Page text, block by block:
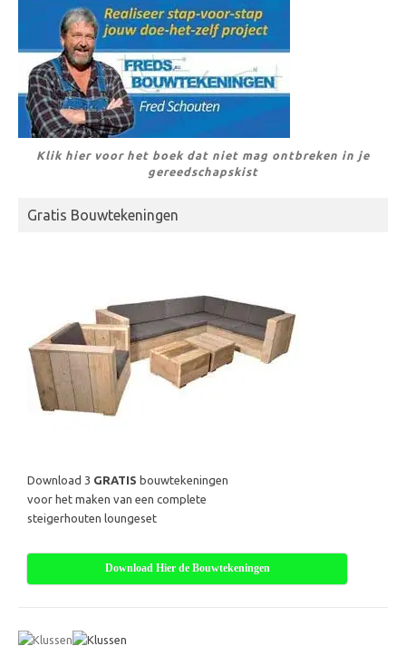
Klik hier voor het boek dat niet mag ontbreken in je
gereedschapskist
Gratis Bouwtekeningen
Download 3 GRATIS bouwtekeningen
voor het maken van een complete
steigerhouten loungeset
Download Hier de Bouwtekeningen